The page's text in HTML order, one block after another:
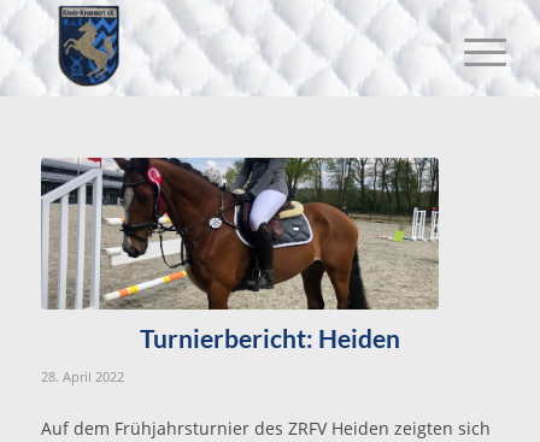
Turnierbericht: Heiden
28. April 2022
Auf dem Frühjahrsturnier des ZRFV Heiden zeigten sich